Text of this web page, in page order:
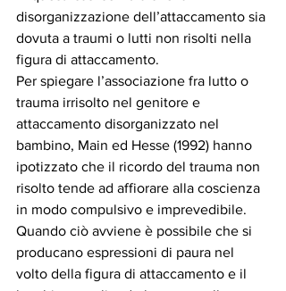
disorganizzazione dell’attaccamento sia
dovuta a traumi o lutti non risolti nella
figura di attaccamento.
Per spiegare l’associazione fra lutto o
trauma irrisolto nel genitore e
attaccamento disorganizzato nel
bambino, Main ed Hesse (1992) hanno
ipotizzato che il ricordo del trauma non
risolto tende ad affiorare alla coscienza
in modo compulsivo e imprevedibile.
Quando ciò avviene è possibile che si
producano espressioni di paura nel
volto della figura di attaccamento e il